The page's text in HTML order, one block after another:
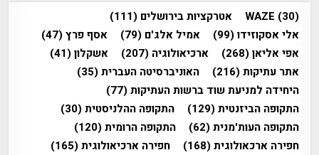
WAZE (30) אטרקציות בירושלים (111)
אלי אסקוזידו(99) אמיל אלג'ם (79) אסף פרץ(47)
אפי אליאן(268) ארכיאולוגיה (207) אשקלון(41)
אתר עתיקות(216) האוניברסיטה העברית(35)
היחידה למניעת שוד ברשות העתיקות(77)
התקופה הביזנטית(129) התקופה ההלניסטית(30)
התקופה העות'מנית(62) התקופה הרומית(120)
חפירה ארכאולוגית(168) חפירה ארכיאולוגית(165)